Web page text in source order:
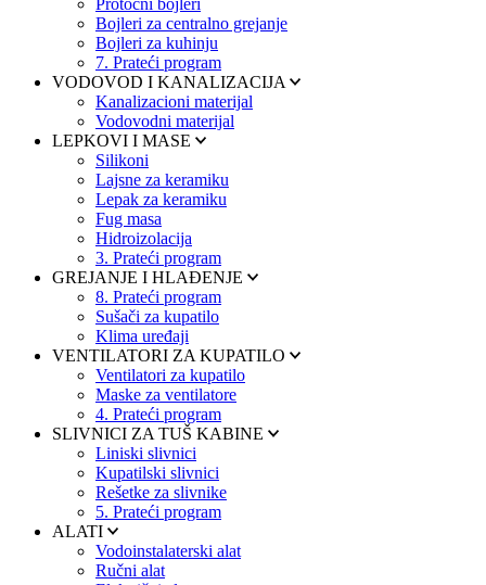
Bojleri za centralno grejanje
Bojleri za kuhinju
7. Prateći program
VODOVOD I KANALIZACIJA
Kanalizacioni materijal
Vodovodni materijal
LEPKOVI I MASE
Silikoni
Lajsne za keramiku
Lepak za keramiku
Fug masa
Hidroizolacija
3. Prateći program
GREJANJE I HLAĐENJE
8. Prateći program
Sušači za kupatilo
Klima uređaji
VENTILATORI ZA KUPATILO
Ventilatori za kupatilo
Maske za ventilatore
4. Prateći program
SLIVNICI ZA TUŠ KABINE
Liniski slivnici
Kupatilski slivnici
Rešetke za slivnike
5. Prateći program
ALATI
Vodoinstalaterski alat
Ručni alat